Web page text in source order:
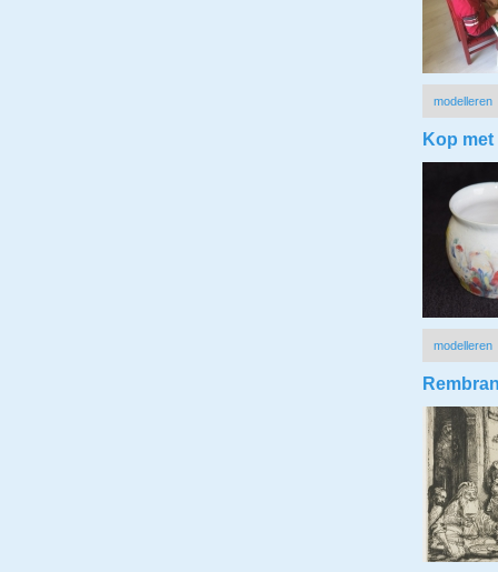
modelleren
Kop
modelleren